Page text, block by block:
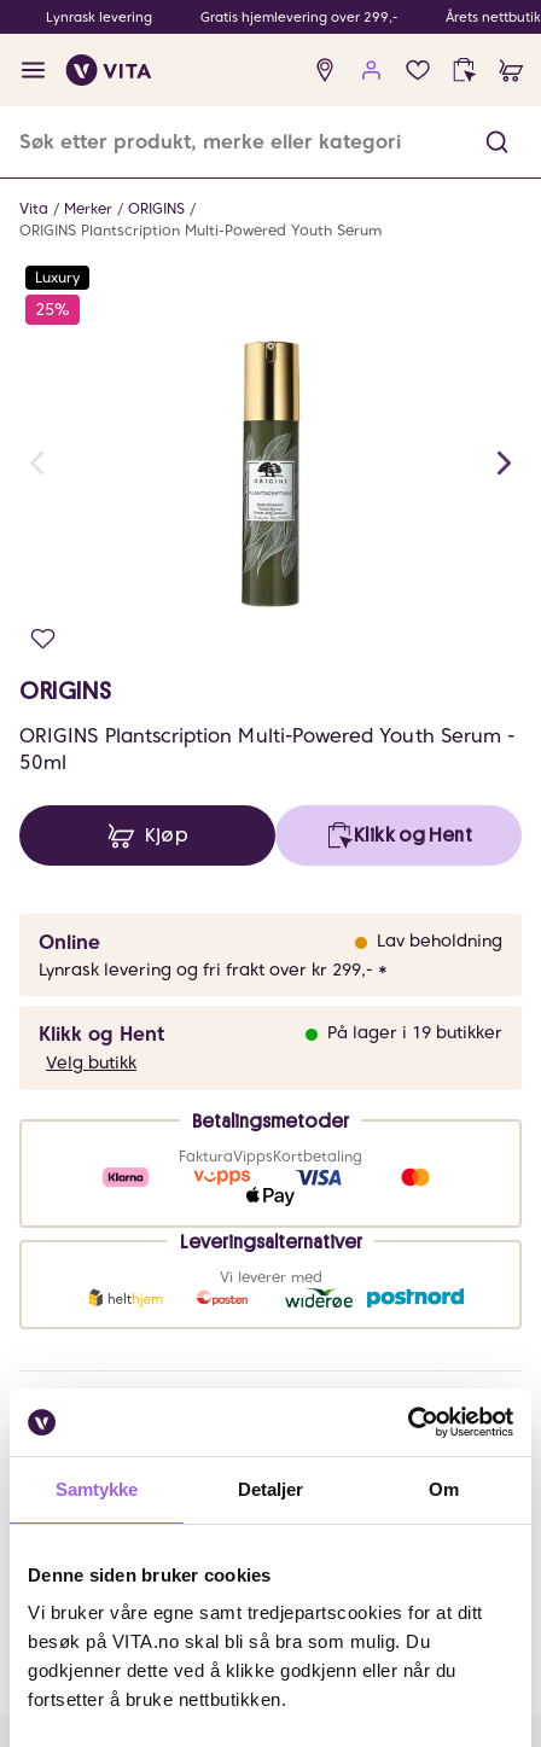
Samtykke Detaljer Om
Denne siden bruker cookies
Vi bruker våre egne samt tredjepartscookies for at ditt
besøk på VITA.no skal bli så bra som mulig. Du
godkjenner dette ved å klikke godkjenn eller når du
fortsetter å bruke nettbutikken.
Lynrask levering Gratis hjemlevering over 299,- Årets
Ingen
produkter
Vita Merker
ORIGINS
ORIGINS Plantscription Multi-Powered Youth Serum
Luxury
25%
ORIGINS
ORIGINS Plantscription Multi-Powered Youth Serum -
50ml
Kjøp Klikk og Hent
Online
Lav beholdning
Lynrask levering og fri frakt over kr 299,- *
Klikk og Hent
På lager i 19 butikker
Velg butikk
Betalingsmetoder
FakturaVippsKortbetaling
Leveringsalternativer
Vi leverer med
Fordeler
Artikkelnummer: 241206050
Omtaler
Andre har også kjøpt..